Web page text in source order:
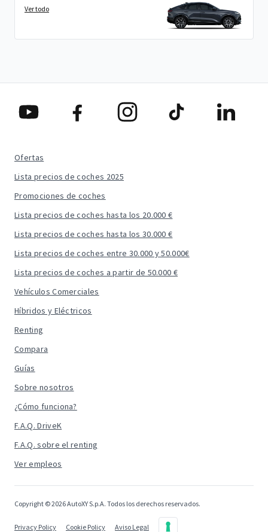
Ver todo
Ofertas
Lista precios de coches 2025
Promociones de coches
Lista precios de coches hasta los 20.000 €
Lista precios de coches hasta los 30.000 €
Lista precios de coches entre 30.000 y 50.000€
Lista precios de coches a partir de 50.000 €
Vehículos Comerciales
Híbridos y Eléctricos
Renting
Compara
Guías
Sobre nosotros
¿Cómo funciona?
F.A.Q. DriveK
F.A.Q. sobre el renting
Ver empleos
Copyright © 2026 AutoXY S.p.A. Todos los derechos reservados.
Privacy Policy Cookie Policy Aviso Legal